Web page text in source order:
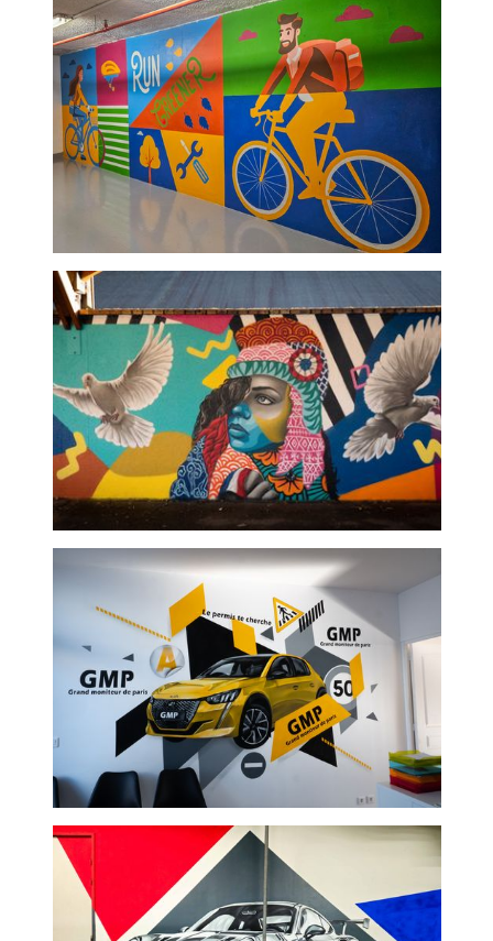
fresque murale extérieur
Local vélo - graffeur
professionnel
Collège du bois d'aulnes -
fresque murale extérieur
Auto école - Fresque
murale